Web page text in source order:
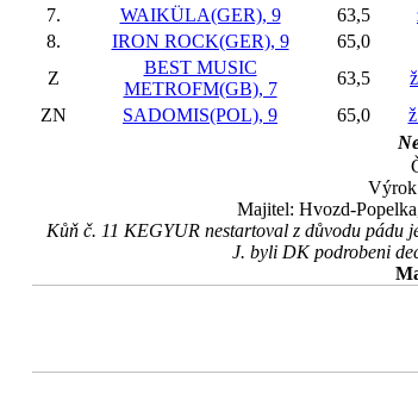
7.
WAIKÜLA(GER), 9 63,5
8.
IRON ROCK(GER), 9 65,0
Z
BEST MUSIC
METROFM(GB), 7
63,5
ZN
SADOMIS(POL), 9 65,0
Majitel: Hvozd-
Kůň č. 11 KEGYUR nestartoval z důvodu pádu
J. byli DK podrobeni